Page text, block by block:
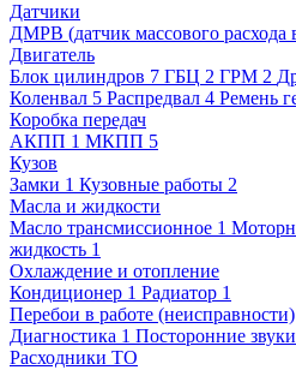
Датчики
ДМРВ (датчик массового расхода
Двигатель
Блок цилиндров 7 ГБЦ 2 ГРМ 2
Коленвал 5 Распредвал 4 Ремень
Коробка передач
АКПП 1 МКПП 5
Кузов
Замки 1 Кузовные работы 2
Масла и жидкости
Масло трансмиссионное 1
жидкость 1
Охлаждение и отопление
Кондиционер 1 Радиатор 1
Перебои в работе (неисправности)
Диагностика 1 Посторонние звуки
Расходники ТО